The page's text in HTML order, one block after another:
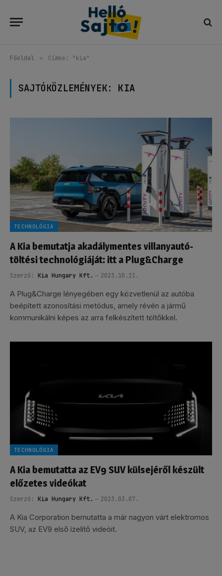
Főoldal » Címke: "kia"
SAJTÓKÖZLEMÉNYEK: KIA
TECHNOLÓGIA
A Kia bemutatja akadálymentes villanyautó-
töltési technológiáját: itt a Plug&Charge
Szerző: Kia Hungary Kft. 2023.10.11.
A Plug&Charge lényegében egy közvetlenül az autóba
beépített azonosítási metódus, amely révén a jármű
kommunikálni képes az arra felkészített töltőkkel.
TECHNOLÓGIA
A Kia bemutatta az EV9 SUV külsejéről készült
előzetes videókat
Szerző: Kia Hungary Kft. 2023.03.07.
A Kia Corporation bemutatta a már nagyon várt elektromos
SUV, az EV9 első ízelítő videóit.